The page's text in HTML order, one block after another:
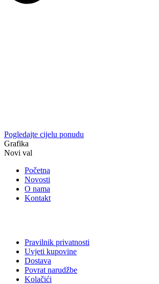
Pogledajte cijelu ponudu
Grafika
Novi val
Početna
Novosti
O nama
Kontakt
Pravilnik privatnosti
Uvjeti kupovine
Dostava
Povrat narudžbe
Kolačići